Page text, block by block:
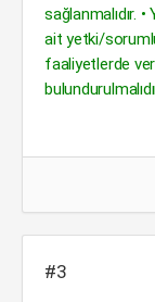
sağlanmalıdır.
ait yetki/
faaliyetlerde
#3